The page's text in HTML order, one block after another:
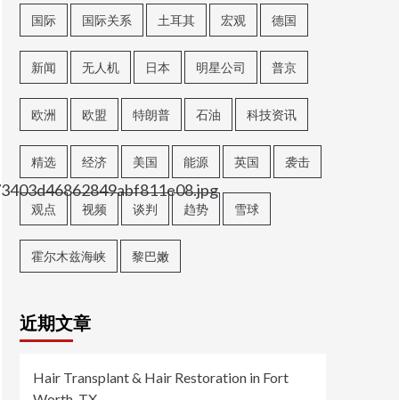
国际 国际关系 土耳其 宏观 德国
新闻 无人机 日本 明星公司 普京
欧洲 欧盟 特朗普 石油 科技资讯
精选 经济 美国 能源 英国 袭击
观点 视频 谈判 趋势 雪球
霍尔木兹海峡 黎巴嫩
近期文章
Hair Transplant & Hair Restoration in Fort